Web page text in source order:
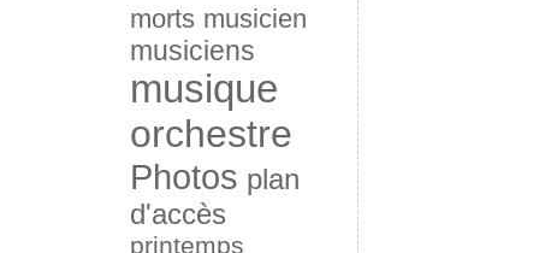
morts musicien
musiciens
musique
orchestre
Photos plan
d'accès
printemps